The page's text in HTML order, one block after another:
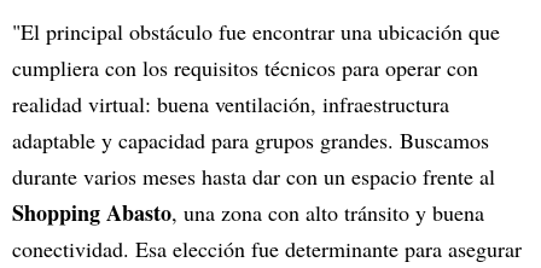
"El principal obstáculo fue encontrar una ubicación que
cumpliera con los requisitos técnicos para operar con
realidad virtual: buena ventilación, infraestructura
adaptable y capacidad para grupos grandes. Buscamos
durante varios meses hasta dar con un espacio frente al
Shopping Abasto, una zona con alto tránsito y buena
conectividad. Esa elección fue determinante para asegurar